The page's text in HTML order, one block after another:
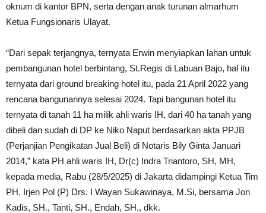
oknum di kantor BPN, serta dengan anak turunan almarhum
Ketua Fungsionaris Ulayat.
“Dari sepak terjangnya, ternyata Erwin menyiapkan lahan untuk
pembangunan hotel berbintang, St.Regis di Labuan Bajo, hal itu
ternyata dari ground breaking hotel itu, pada 21 April 2022 yang
rencana bangunannya selesai 2024. Tapi bangunan hotel itu
ternyata di tanah 11 ha milik ahli waris IH, dari 40 ha tanah yang
dibeli dan sudah di DP ke Niko Naput berdasarkan akta PPJB
(Perjanjian Pengikatan Jual Beli) di Notaris Bily Ginta Januari
2014,” kata PH ahli waris IH, Dr(c) Indra Triantoro, SH, MH,
kepada media, Rabu (28/5/2025) di Jakarta didampingi Ketua Tim
PH, Irjen Pol (P) Drs. I Wayan Sukawinaya, M.Si, bersama Jon
Kadis, SH., Tanti, SH., Endah, SH., dkk.